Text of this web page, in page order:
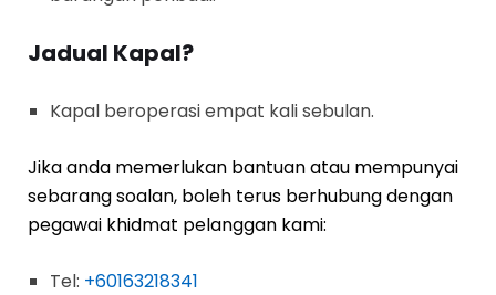
Jadual Kapal?
Kapal beroperasi empat kali sebulan.
Jika anda memerlukan bantuan atau mempunyai
sebarang soalan, boleh terus berhubung dengan
pegawai khidmat pelanggan kami:
Tel: +60163218341